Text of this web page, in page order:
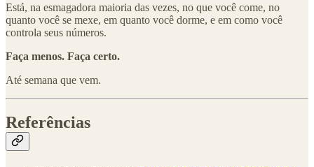
Está, na esmagadora maioria das vezes, no que você come, no
quanto você se mexe, em quanto você dorme, e em como você
controla seus números.
Faça menos. Faça certo.
Até semana que vem.
Referências